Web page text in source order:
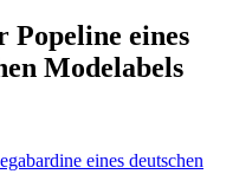
Popeline eines
Modelabels